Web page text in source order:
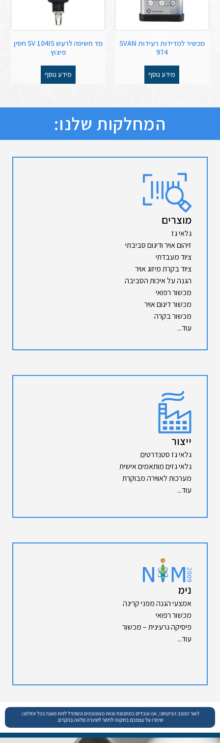
מכשיר למדידות רעידות SVAN
974
מידע נוסף
מד חשיפה לרעש SV 104IS חסין
פיצוץ
מידע נוסף
המחלקות שלנו:
מוצרים
גלאי גז
זיהום אויר ודיגום סביבתי
ציוד מעבדתי
ציוד בקרת מיזוג אויר
הגנה על איכות הסביבה
מכשור רפואי
מכשור דיגום אויר
מכשור בקרה
עוד...
ייצור
גלאי גז סטנדרטים
גלאי גזים מותאמים אישית
מערכות לאווירה מבוקרת
עוד...
נימ
אמצעי הגנה מפני קרינה
מכשור רפואי
פיסיקה גרעינית – מכשור
עוד...